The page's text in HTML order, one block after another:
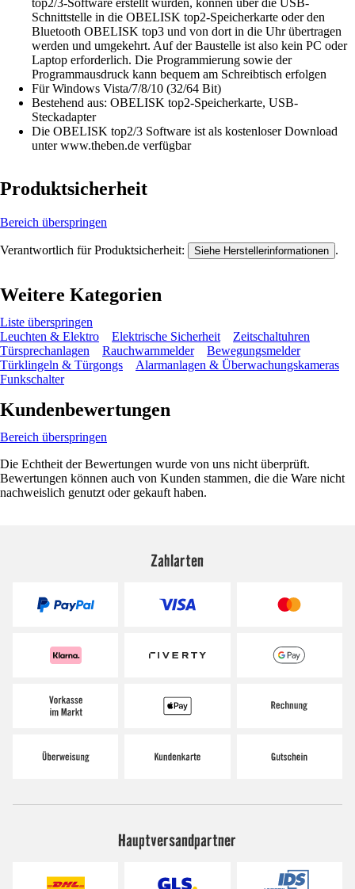
top2/3-Software erstellt wurden, können über die USB-
Schnittstelle in die OBELISK top2-Speicherkarte oder den
Bluetooth OBELISK top3 und von dort in die Uhr übertragen
werden und umgekehrt. Auf der Baustelle ist also kein PC oder
Laptop erforderlich. Die Programmierung sowie der
Programmausdruck kann bequem am Schreibtisch erfolgen
Für Windows Vista/7/8/10 (32/64 Bit)
Bestehend aus: OBELISK top2-Speicherkarte, USB-
Steckadapter
Die OBELISK top2/3 Software ist als kostenloser Download
unter www.theben.de verfügbar
Produktsicherheit
Bereich überspringen
Verantwortlich für Produktsicherheit: Siehe Herstellerinformationen .
Weitere Kategorien
Liste überspringen
Leuchten & Elektro
Elektrische Sicherheit
Zeitschaltuhren
Türsprechanlagen
Rauchwarnmelder
Bewegungsmelder
Türklingeln & Türgongs
Alarmanlagen & Überwachungskameras
Funkschalter
Kundenbewertungen
Bereich überspringen
Die Echtheit der Bewertungen wurde von uns nicht überprüft.
Bewertungen können auch von Kunden stammen, die die Ware nicht
nachweislich genutzt oder gekauft haben.
Zahlarten
Hauptversandpartner